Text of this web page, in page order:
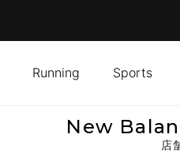
Running Sports
New
店